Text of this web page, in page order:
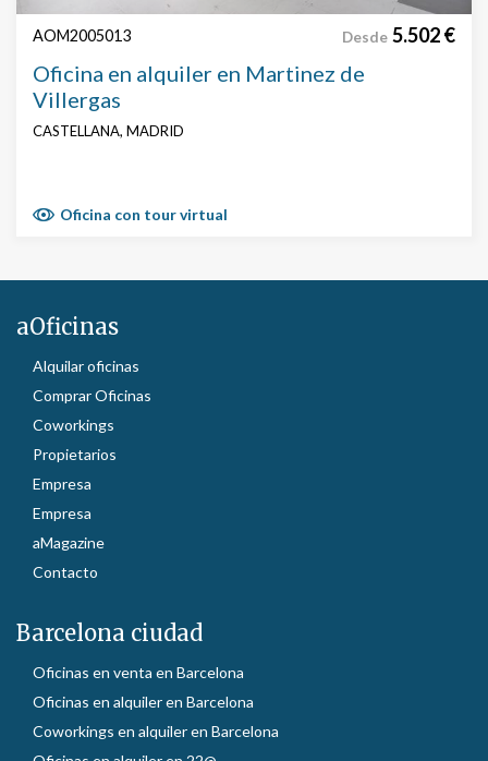
AOM2005013 Desde 5.502 €
Oficina en alquiler en Martinez de
Villergas
CASTELLANA, MADRID
Oficina con tour virtual
aOficinas
Alquilar oficinas
Comprar Oficinas
Coworkings
Propietarios
Empresa
Empresa
aMagazine
Contacto
Barcelona ciudad
Oficinas en venta en Barcelona
Oficinas en alquiler en Barcelona
Coworkings en alquiler en Barcelona